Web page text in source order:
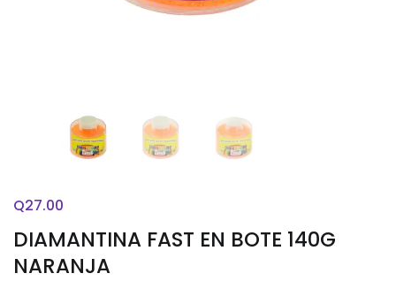
DIAMANTINA FAST EN BOTE 140G
NARANJA
Q27.00